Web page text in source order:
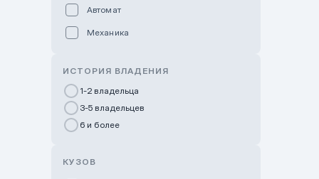
GWM Nurly Zhol
Chery Astana
Автомат
Механика
ИСТОРИЯ ВЛАДЕНИЯ
1-2 владельца
3-5 владельцев
6 и более
КУЗОВ